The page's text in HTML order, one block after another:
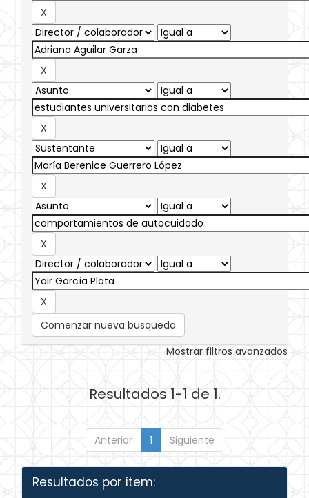
Comenzar nueva busqueda
Mostrar filtros avanzados
Resultados 1-1 de 1.
Anterior 1 Siguiente
Resultados por ítem: